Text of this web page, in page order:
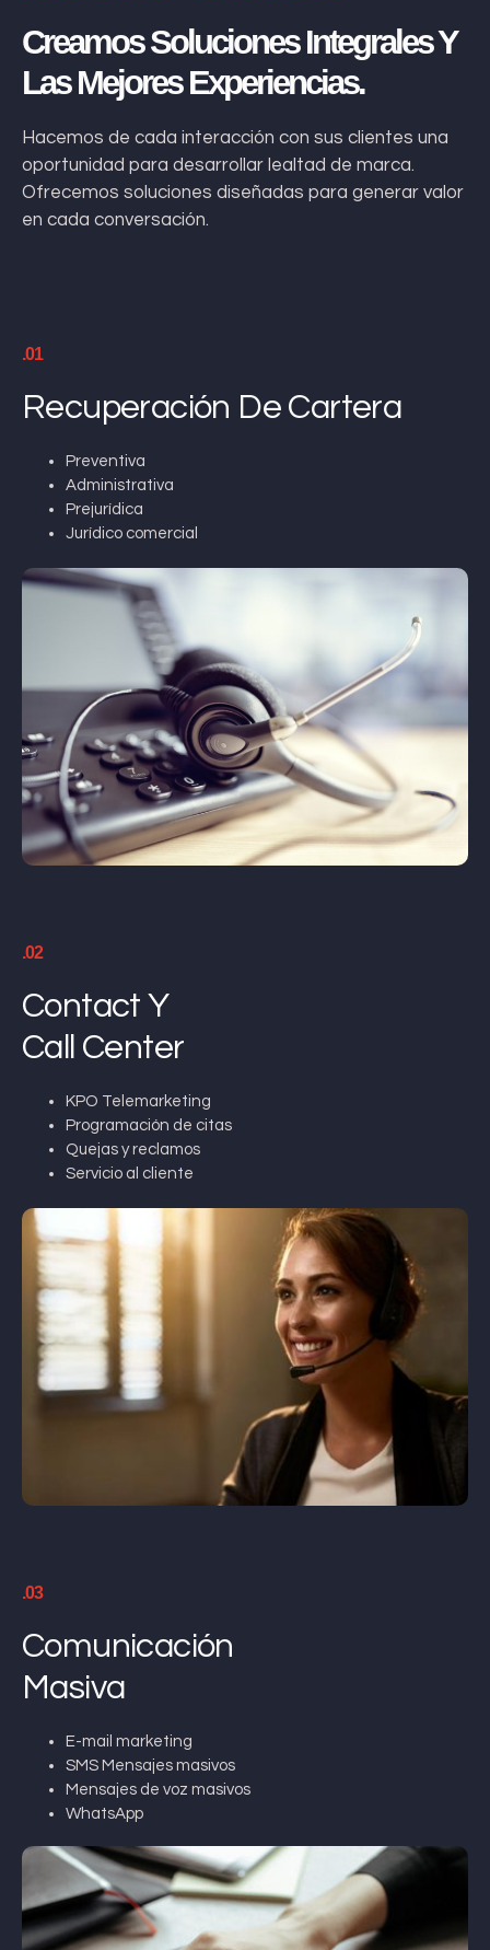
Creamos Soluciones Integrales Y
Las Mejores Experiencias.
Hacemos de cada interacción con sus clientes una
oportunidad para desarrollar lealtad de marca.
Ofrecemos soluciones diseñadas para generar valor
en cada conversación.
.01
Recuperación De Cartera
Preventiva
Administrativa
Prejurídica
Jurídico comercial
.02
Contact Y
Call Center
KPO Telemarketing
Programación de citas
Quejas y reclamos
Servicio al cliente
.03
Comunicación
Masiva
E-mail marketing
SMS Mensajes masivos
Mensajes de voz masivos
WhatsApp